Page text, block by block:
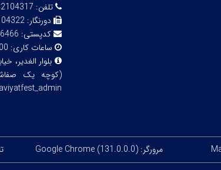
تلفن: 0253210315
دورنگار:
کدپستی:
ساعات کاری: 8:00 صبح
بلوار الغدیر،
(کوچه یک
مرورگر: Google Chrome (131.0.0.0)